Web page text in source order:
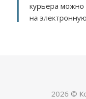
курьера можно
на
2026 ©